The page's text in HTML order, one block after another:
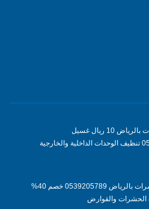
شركة تنظيف مكيفات بالرياض 10 ريال غسيل
شركة مكافحة الحشرات بالرياض 0539205789 خصم 40%
الحشرات والقوارض